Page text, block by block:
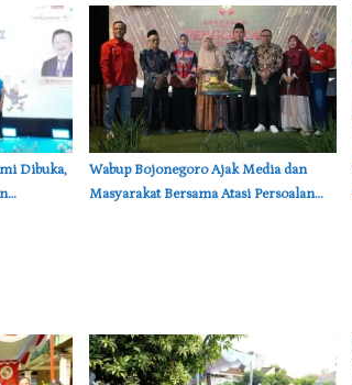
Dibuka,
Wabup Bojonegoro Ajak Media dan
Masyarakat Bersama Atasi Persoalan